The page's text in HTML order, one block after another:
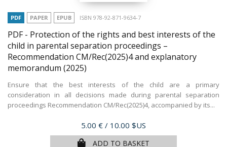
PDF PAPER EPUB ISBN 978-92-871-9634-7
PDF - Protection of the rights and best interests of the
child in parental separation proceedings –
Recommendation CM/Rec(2025)4 and explanatory
memorandum (2025)
Ensure that the best interests of the child are a primary
consideration in all decisions made during parental separation
proceedings Recommendation CM/Rec(2025)4, accompanied by its...
Price
5.00 € / 10.00 $US
ADD TO BASKET